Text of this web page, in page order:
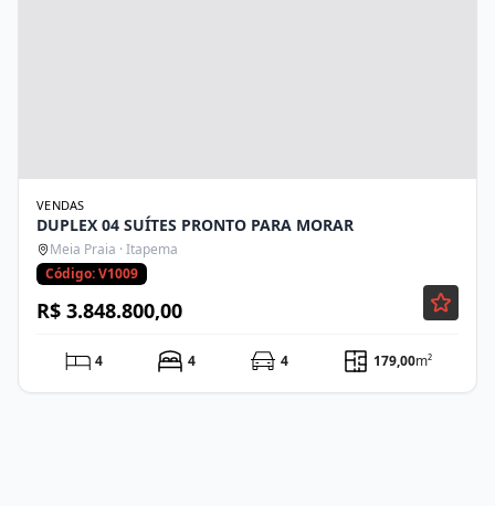
VENDAS
DUPLEX 04 SUÍTES PRONTO PARA MORAR
Meia Praia · Itapema
Código: V1009
R$ 3.848.800,00
4 4 4 179,00m²